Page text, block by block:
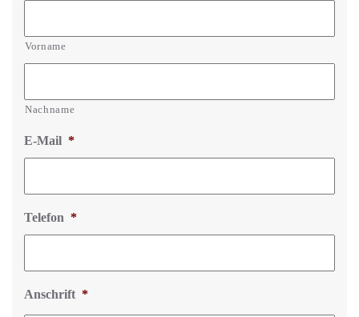
Vorname
Nachname
E-Mail *
Telefon *
Anschrift *